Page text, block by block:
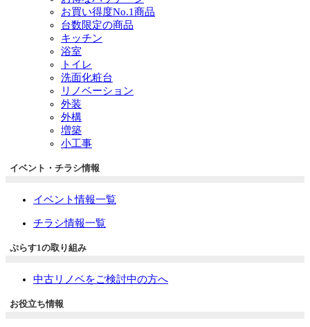
お買い得度No.1商品
台数限定の商品
キッチン
浴室
トイレ
洗面化粧台
リノベーション
外装
外構
増築
小工事
イベント・チラシ情報
イベント情報一覧
チラシ情報一覧
ぷらす1の取り組み
中古リノベをご検討中の方へ
お役立ち情報